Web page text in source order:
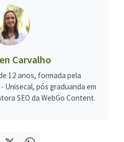
Carvalho
12 anos, formada pela
Unisecal, pós graduanda em
SEO da WebGo Content.